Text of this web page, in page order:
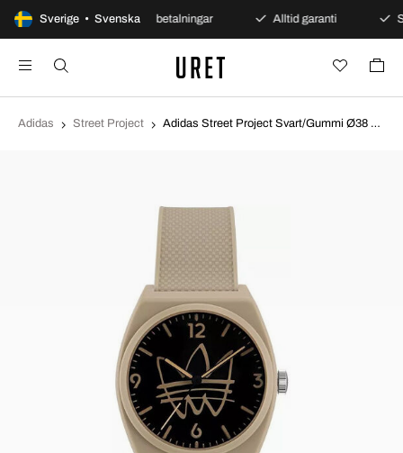
Sverige • Svenska
öppet köp Säkra betalningar Alltid garanti
Adidas Street Project Adidas Street Project Svart/Gummi Ø38 mm AOST22565